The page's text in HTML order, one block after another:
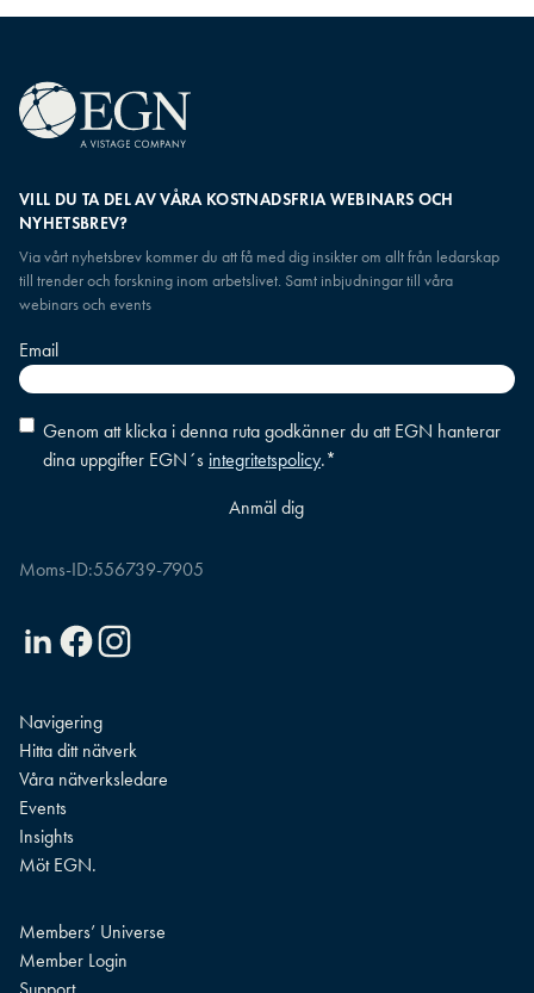
VILL DU TA DEL AV VÅRA KOSTNADSFRIA WEBINARS OCH
NYHETSBREV?
Via vårt nyhetsbrev kommer du att få med dig insikter om allt från ledarskap
till trender och forskning inom arbetslivet. Samt inbjudningar till våra
webinars och events
Email
Consent*
Genom att klicka i denna ruta godkänner du att EGN hanterar
dina uppgifter EGN´s integritetspolicy.*
Moms-ID:556739-7905
LinkedinFacebookInstagram
Navigering
Hitta ditt nätverk
Våra nätverksledare
Events
Insights
Möt EGN.
Members’ Universe
Member Login